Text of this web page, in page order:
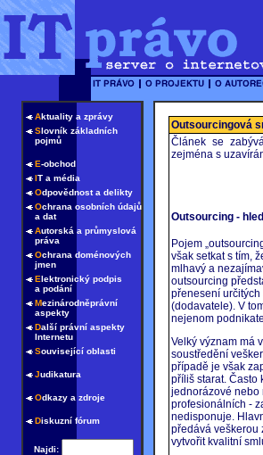
Aktuality a zprávy
Slovník základních
pojmů
E-obchod
IT a média
Odpovědnost a delikty
Ochrana osobních údajů
a dat
Autorská a průmyslová
práva
Ochrana doménových
jmen
Elektronický podpis
a podání
Mezinárodněprávní
aspekty
Další právní aspekty
Internetu
Související oblasti
Judikatura
Odkazy a zdroje
Diskuzní fórum
Najdi:
Outsourcingová
Článek se
zejména s
Outsourcing -
Pojem
však setkat s tím,
mlhavý a
outsourcing
přenesení
(dodavatele). V
nejenom
Velký význam má
soustředění
případě je však
příliš starat. Často
jednorázové nebo
profesionálních -
nedisponuje.
předává veškerou
vytvořit kvalitní